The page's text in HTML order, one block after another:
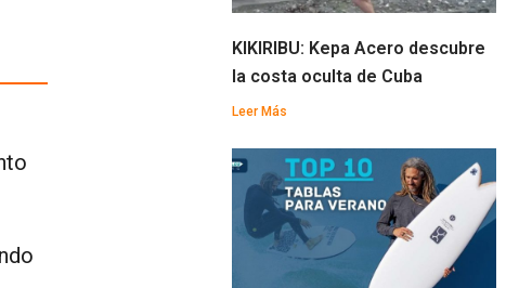
KIKIRIBU: Kepa Acero descubre
la costa oculta de Cuba
Leer Más